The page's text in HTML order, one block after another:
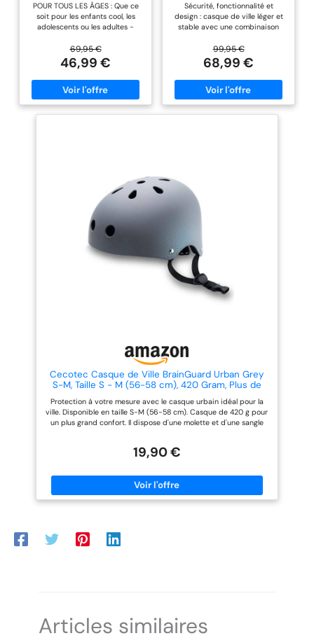
POUR TOUS LES ÂGES : Que ce
soit pour les enfants cool, les
adolescents ou les adultes -
chacun trouvera son style.
PROTECTION DE LA TÊTE : coque
extérieure en PC résistant aux
chocs et mousse dure EPS
injectée - procédé de
fabrication In-Mold pour plus de
sécurité à vélo RÉGLAGE DE LA
menton inclus - la taille indiquée
en centimètres correspond au
tour de tête du porteur
VISIBILITÉ : grâce au feu arrière à
LED et aux réflecteurs, le cycliste
ne peut pas être ignoré au
crépuscule et dans l'obscurité.
69,95 €
46,99 €
Sécurité, fonctionnalité et
design : casque de ville léger et
stable avec une combinaison
PC - ajustement individuel
grâce au système d'ajustement
Zoom Ace Urban avec molette
de réglage... Toujours bien visible
sur le vélo : équipé d'un feu
arrière à LED placé en hauteur
ferme facilement d'une seule
main. Pour celles qui portent des
tresses : le système de réglage
peut créer suffisamment de
place pour une tresse. Details :
Casque unisexe pour adultes -
La taille en centimètres
correspond au tour de tête de
l'utilisateur
99,95 €
68,99 €
Cecotec Casque de Ville BrainGuard Urban Grey
S-M, Taille S - M (56-58 cm), 420 Gram, Plus de
et trottinettes électriques, Gris, Homologué.
Protection à votre mesure avec le casque urbain idéal pour la
ville. Disponible en taille S-M (56-58 cm). Casque de 420 g pour
un plus grand confort. Il dispose d'une molette et d'une sangle
et un ajustement maximaux. 11 ouvertures d'air favorisant la
19,90 €
Articles similaires